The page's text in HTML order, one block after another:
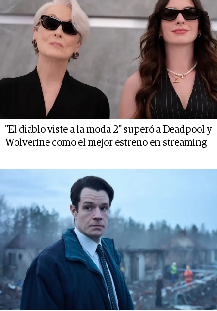
"El diablo viste a la moda 2" superó a Deadpool y
Wolverine como el mejor estreno en streaming